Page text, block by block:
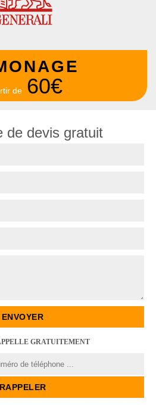
de 60€
de devis gratuit
GRATUITEMENT